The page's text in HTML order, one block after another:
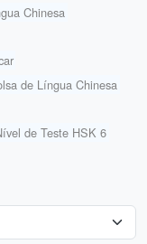
Chinesa
de Língua Chinesa
de Teste HSK 6